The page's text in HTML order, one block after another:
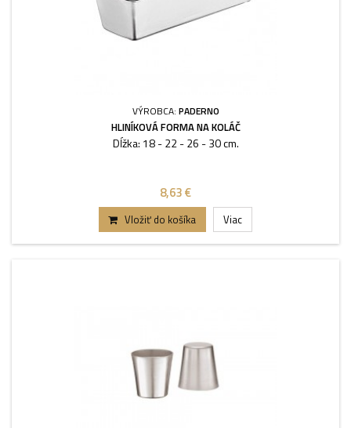
VÝROBCA: PADERNO
HLINÍKOVÁ FORMA NA KOLÁČ
Dĺžka: 18 - 22 - 26 - 30 cm.
8,63 €
Vložiť do košíka Viac